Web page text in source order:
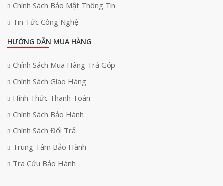
Chính Sách Bảo Mật Thông Tin
Tin Tức Công Nghệ
HƯỚNG DẪN MUA HÀNG
Chính Sách Mua Hàng Trả Góp
Chính Sách Giao Hàng
Hình Thức Thanh Toán
Chính Sách Bảo Hành
Chính Sách Đổi Trả
Trung Tâm Bảo Hành
Tra Cứu Bảo Hành